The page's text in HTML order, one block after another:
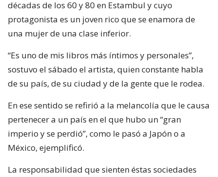
décadas de los 60 y 80 en Estambul y cuyo
protagonista es un joven rico que se enamora de
una mujer de una clase inferior.
“Es uno de mis libros más íntimos y personales”,
sostuvo el sábado el artista, quien constante habla
de su país, de su ciudad y de la gente que le rodea.
En ese sentido se refirió a la melancolía que le causa
pertenecer a un país en el que hubo un “gran
imperio y se perdió”, como le pasó a Japón o a
México, ejemplificó.
La responsabilidad que sienten éstas sociedades